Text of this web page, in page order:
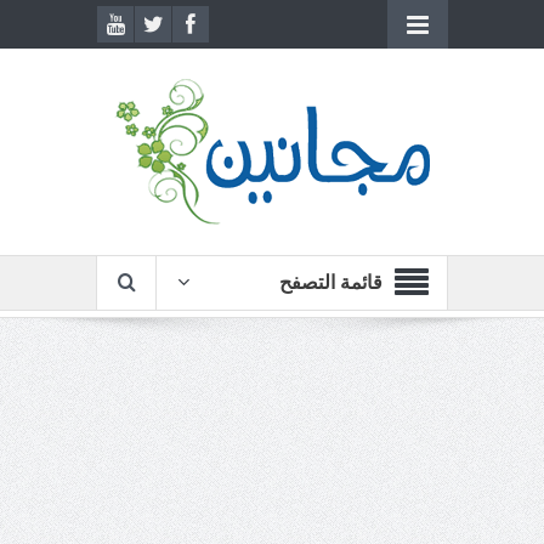
قائمة التصفح